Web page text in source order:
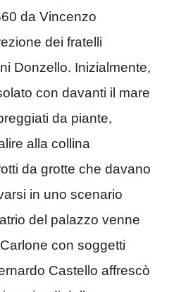
da Vincenzo
dei fratelli
Donzello. Inizialmente,
con davanti il mare
da piante,
alla collina
da grotte che davano
in uno scenario
del palazzo venne
con soggetti
Castello affrescò